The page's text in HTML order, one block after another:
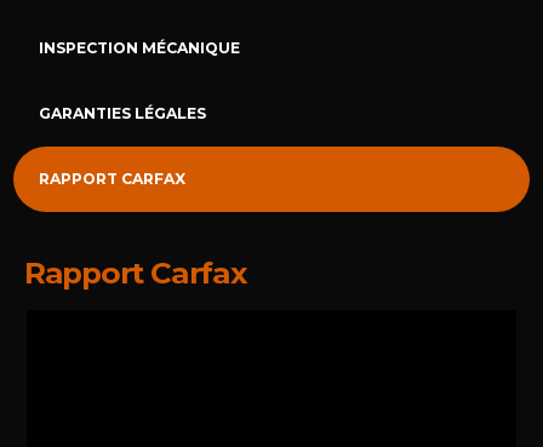
INSPECTION MÉCANIQUE
GARANTIES LÉGALES
RAPPORT CARFAX
Rapport Carfax